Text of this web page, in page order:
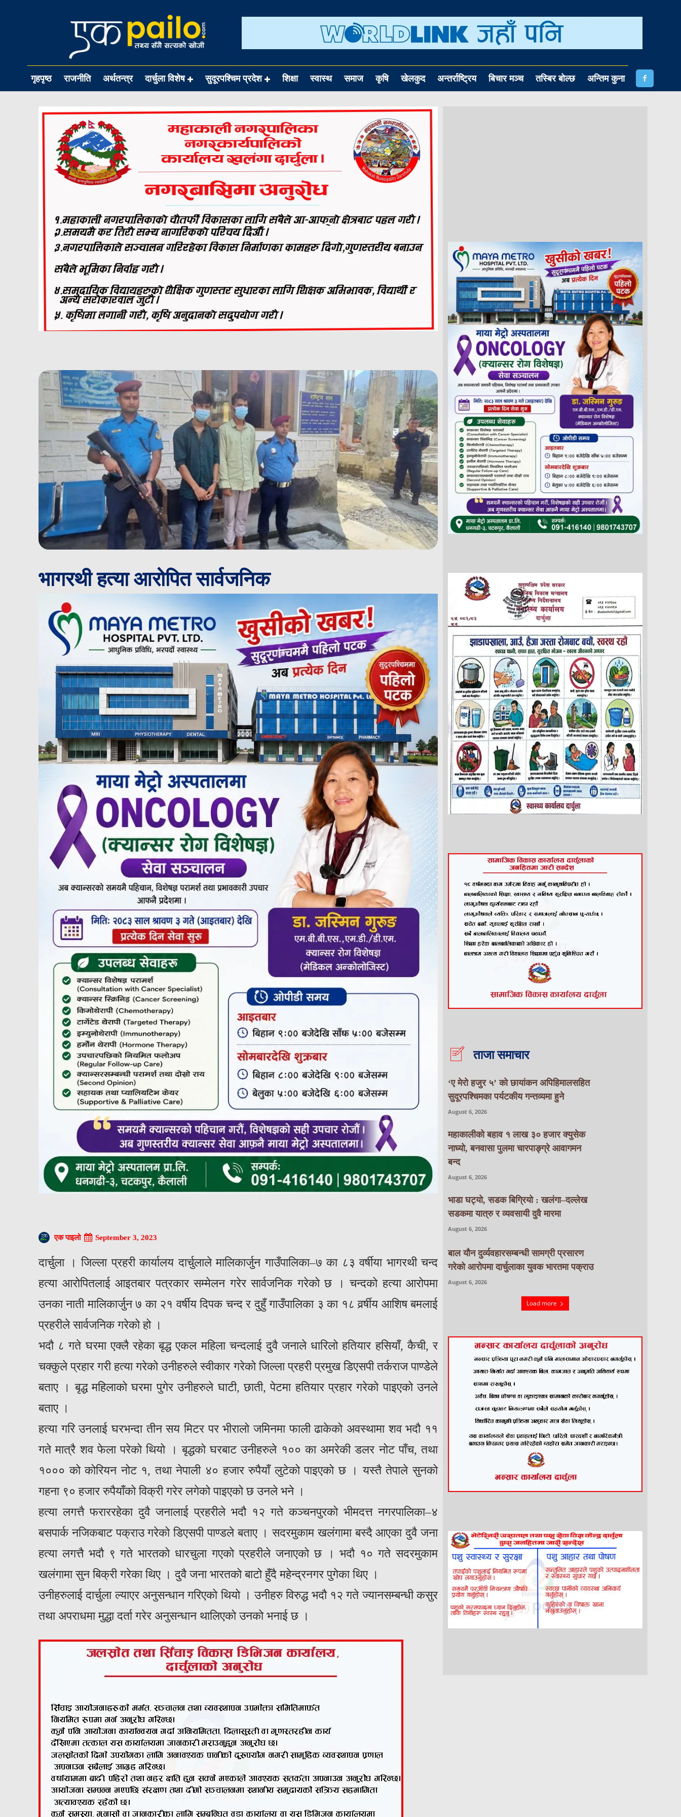
गृहपृष्ठ राजनीति अर्थतन्त्र दार्चुला विशेष सुदूरपश्चिम प्रदेश शिक्षा स्वास्थ समाज कृषि खेलकुद अन्तर्राष्ट्रिय बिचार मञ्च तस्बिर बोल्छ अन्तिम कुना
भागरथी हत्या आरोपित सार्वजनिक
एक पाइलो September 3, 2023
दार्चुला । जिल्ला प्रहरी कार्यालय दार्चुलाले मालिकार्जुन गाउँपालिका–७ का ८३ वर्षीया भागरथी चन्द
हत्या आरोपितलाई आइतबार पत्रकार सम्मेलन गरेर सार्वजनिक गरेको छ । चन्दको हत्या आरोपमा
उनका नाती मालिकार्जुन ७ का २१ वर्षीय दिपक चन्द र दुहुँ गाउँपालिका ३ का १८ वर्र्षीय आशिष बमलाई
प्रहरीले सार्वजनिक गरेको हो ।
भदौ ८ गते घरमा एक्लै रहेका बृद्ध एकल महिला चन्दलाई दुवै जनाले धारिलो हतियार हसियाँ, कैची, र
चक्कुले प्रहार गरी हत्या गरेको उनीहरुले स्वीकार गरेको जिल्ला प्रहरी प्रमुख डिएसपी तर्कराज पाण्डेले
बताए । बृद्ध महिलाको घरमा पुगेर उनीहरुले घाटी, छाती, पेटमा हतियार प्रहार गरेको पाइएको उनले
बताए ।
हत्या गरि उनलाई घरभन्दा तीन सय मिटर पर भीरालो जमिनमा फाली ढाकेको अवस्थामा शव भदौ ११
गते मात्रै शव फेला परेको थियो । बृद्धको घरबाट उनीहरुले १०० का अमरेकी डलर नोट पाँच, तथा
१००० को कोरियन नोट १, तथा नेपाली ४० हजार रुपैयाँ लुटेको पाइएको छ । यस्तै तेपाले सुनको
गहना ९० हजार रुपैयाँको विक्री गरेर लगेको पाइएको छ उनले भने ।
हत्या लगत्तै फराररहेका दुवै जनालाई प्रहरीले भदौ १२ गते कञ्चनपुरको भीमदत्त नगरपालिका–४
बसपार्क नजिकबाट पक्राउ गरेको डिएसपी पाण्डले बताए । सदरमुकाम खलंगामा बस्दै आएका दुवै जना
हत्या लगत्तै भदौ ९ गते भारतको धारचुला गएको प्रहरीले जनाएको छ । भदौ १० गते सदरमुकाम
खलंगामा सुन बिक्री गरेका थिए । दुवै जना भारतको बाटो हुँदै महेन्द्रनगर पुगेका थिए ।
उनीहरुलाई दार्चुला ल्याएर अनुसन्धान गरिएको थियो । उनीहरु विरुद्ध भदौ १२ गते ज्यानसम्बन्धी कसुर
तथा अपराधमा मुद्धा दर्ता गरेर अनुसन्धान थालिएको उनको भनाई छ ।
ताजा समाचार
‘ए मेरो हजुर ५’ को छायांकन अपिहिमालसहित
सुदूरपश्चिमका पर्यटकीय गन्तव्यमा हुने
August 6, 2026
महाकालीको बहाव १ लाख ३० हजार क्युसेक
नाघ्यो, बनवासा पुलमा चारपाङ्ग्रे आवागमन
बन्द
August 6, 2026
भाडा घट्यो, सडक बिग्रियो : खलंगा–दल्लेख
सडकमा यात्रु र व्यवसायी दुवै मारमा
August 6, 2026
बाल यौन दुर्व्यवहारसम्बन्धी सामग्री प्रसारण
गरेको आरोपमा दार्चुलाका युवक भारतमा पक्राउ
August 6, 2026
Load more